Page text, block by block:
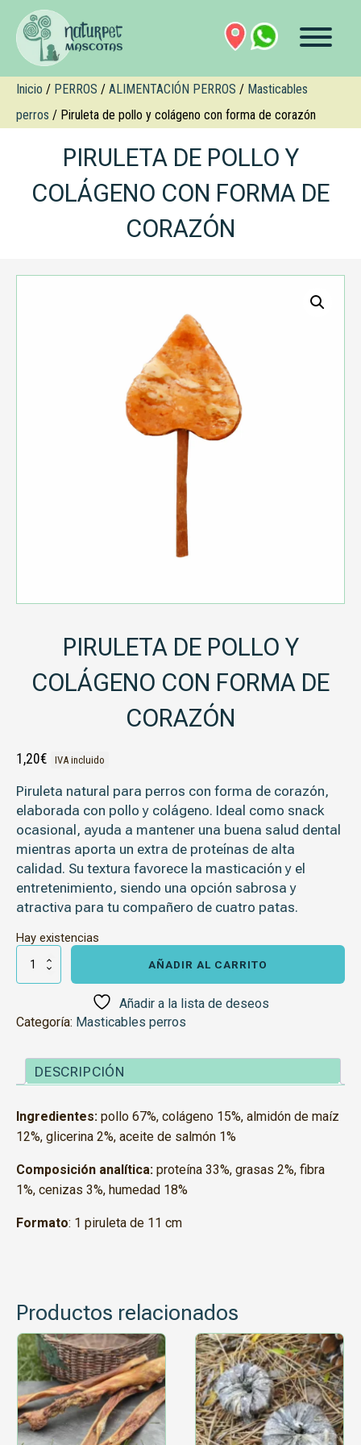
Inicio / PERROS / ALIMENTACIÓN PERROS / Masticables
perros / Piruleta de pollo y colágeno con forma de corazón
PIRULETA DE POLLO Y
COLÁGENO CON FORMA DE
CORAZÓN
PIRULETA DE POLLO Y
COLÁGENO CON FORMA DE
CORAZÓN
1,20€ IVA incluido
Piruleta natural para perros con forma de corazón,
elaborada con pollo y colágeno. Ideal como snack
ocasional, ayuda a mantener una buena salud dental
mientras aporta un extra de proteínas de alta
calidad. Su textura favorece la masticación y el
entretenimiento, siendo una opción sabrosa y
atractiva para tu compañero de cuatro patas.
Hay existencias
Piruleta
de
con
forma
corazón
cantidad
AÑADIR AL CARRITO
Añadir a la lista de deseos
Categoría: Masticables perros
DESCRIPCIÓN
Ingredientes: pollo 67%, colágeno 15%, almidón de maíz
12%, glicerina 2%, aceite de salmón 1%
Composición analítica: proteína 33%, grasas 2%, fibra
1%, cenizas 3%, humedad 18%
Formato: 1 piruleta de 11 cm
Productos relacionados
Este
producto
tiene
múltiples
variantes.
Las
opciones
Este
producto
tiene
múltiples
variantes.
Las
opciones